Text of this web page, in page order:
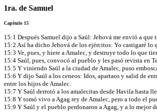
1ra. de Samuel
Capítulo 15
15:1 Después Samuel dijo a Saúl: Jehová me envió a que
15:2 Así ha dicho Jehová de los ejércitos: Yo castigaré
15:3 Ve, pues, y hiere a Amalec, y destruye todo lo que
15:4 Saúl, pues, convocó al pueblo y les pasó revista en
15:5 Y viniendo Saúl a la ciudad de Amalec, puso
15:6 Y dijo Saúl a los ceneos: Idos, apartaos y salid de
entre los hijos de Amalec.
15:7 Y Saúl derrotó a los amalecitas desde Havila hasta
15:8 Y tomó vivo a Agag rey de Amalec, pero a todo el
15:9 Y Saúl y el pueblo perdonaron a Agag, y a lo mejor